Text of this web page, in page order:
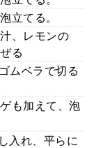
立てる。
、レモンの
る
ムベラで切る
も加えて、泡
入れ、平らに